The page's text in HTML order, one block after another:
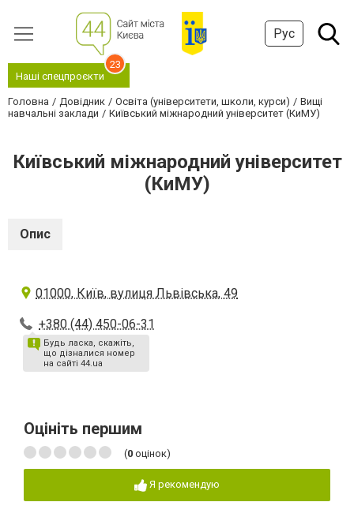
Рус
Наші спецпроєкти
23
Головна Довідник Освіта (університети, школи, курси)
Вищі
навчальні заклади
Київський міжнародний університет (КиМУ)
Київський міжнародний університет
(КиМУ)
Опис
01000, Київ, вулиця Львівська, 49
+380 (44) 450-06-31
Будь ласка, скажіть,
що дізналися номер
на сайті 44.ua
Оцініть першим
(0 оцінок)
Я рекомендую